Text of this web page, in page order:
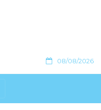
08/08/2026